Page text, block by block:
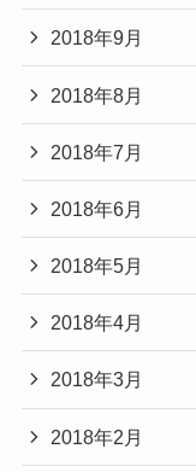
2018年9月
2018年8月
2018年7月
2018年6月
2018年5月
2018年4月
2018年3月
2018年2月